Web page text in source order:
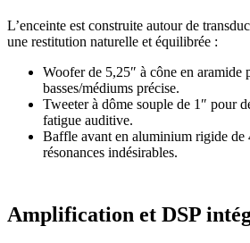
L’enceinte est construite autour de
une restitution naturelle et équilibrée :
Woofer de 5,25″ à cône en aramide
basses/médiums précise.
Tweeter à dôme souple de 1″ pour
fatigue auditive.
Baffle avant en aluminium rigide de
résonances indésirables.
Amplification et DSP